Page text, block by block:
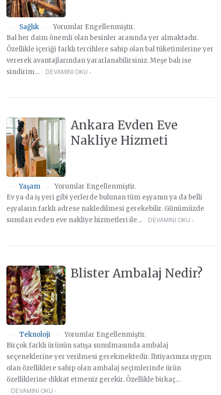
Sağlık
Yorumlar Engellenmiştir.
Bal her daim önemli olan besinler arasında yer almaktadır.
Özellikle içeriği farklı tercihlere sahip olan bal tüketimlerine yer
vererek avantajlarından yararlanabilirsiniz. Meşe balı ise
sindirim…
DEVAMINI OKU ›
Ankara Evden Eve
Nakliye Hizmeti
Yaşam
Yorumlar Engellenmiştir.
Ev ya da iş yeri gibi yerlerde bulunan tüm eşyanın ya da belli
eşyaların farklı adrese nakledilmesi gerekebilir. Günümüzde
sunulan evden eve nakliye hizmetleri ile…
DEVAMINI OKU ›
Blister Ambalaj Nedir?
Teknoloji
Yorumlar Engellenmiştir.
Birçok farklı ürünün satışa sunulmasında ambalaj
seçeneklerine yer verilmesi gerekmektedir. İhtiyacınıza uygun
olan özelliklere sahip olan ambalaj seçimlerinde ürün
özelliklerine dikkat etmeniz gerekir. Özellikle birkaç…
DEVAMINI OKU ›